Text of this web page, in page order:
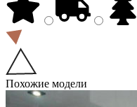
Похожие модели